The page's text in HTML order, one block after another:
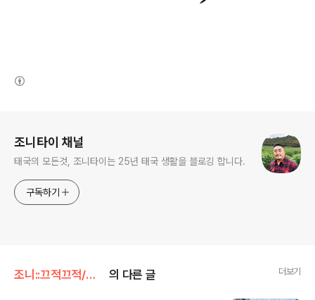
조니타이 채널
태국의 모든것, 조니타이는 25년 태국 생활을 블로깅 합니다.
구독하기
조니::끄적끄적/중국생활 의 다른 글 더보기